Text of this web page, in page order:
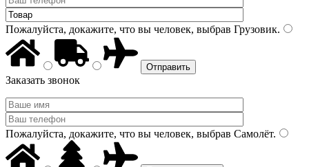
Пожалуйста, докажите, что вы человек, выбрав Грузовик.
Заказать звонок
Пожалуйста, докажите, что вы человек, выбрав Самолёт.